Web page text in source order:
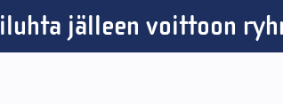
jälleen voittoon